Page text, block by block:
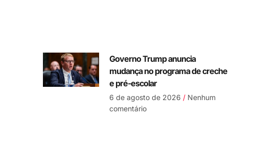
Governo Trump anuncia
mudança no programa de creche
e pré-escolar
6 de agosto de 2026 Nenhum
comentário